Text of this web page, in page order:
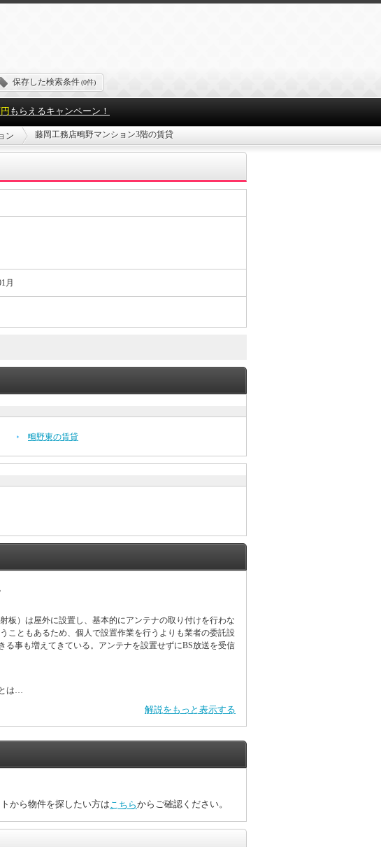
保存した検索条件(0件)
もらえるキャンペーン！
ン 藤岡工務店鴫野マンション3階の賃貸
月
鴫野東の賃貸
板）は屋外に設置し、基本的にアンテナの取り付けを行わな
こともあるため、個人で設置作業を行うよりも業者の委託設
事も増えてきている。アンテナを設置せずにBS放送を受信
は…
解説をもっと表示する
から物件を探したい方はこちらからご確認ください。